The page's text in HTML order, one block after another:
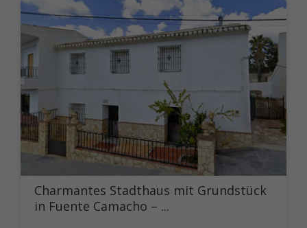
Charmantes Stadthaus mit Grundstück
in Fuente Camacho – ...